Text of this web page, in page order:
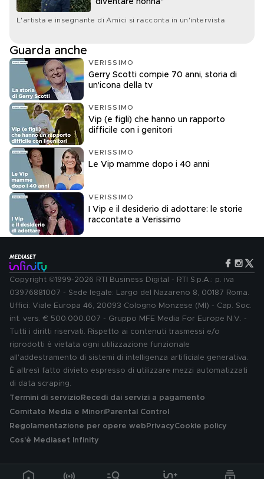
diventare nonna"
L'artista e insegnante di Amici si racconta in un'intervista
Guarda anche
VERISSIMO
Gerry Scotti compie 70 anni, storia di
un'icona della tv
VERISSIMO
Vip (e figli) che hanno un rapporto
difficile con i genitori
VERISSIMO
Le Vip mamme dopo i 40 anni
VERISSIMO
I Vip e il desiderio di adottare: le storie
raccontate a Verissimo
Copyright ©1999-2026 RTI Business Digital - RTI S.p.A.: p. iva
03976881007 - Sede legale: Largo del Nazareno 8, 00187 Roma.
Uffici: Viale Europa 46, 20093 Cologno Monzese (MI) - Cap. Soc.
int. vers. € 500.000.007 - Gruppo MFE Media For Europe N.V. -
Tutti i diritti riservati. Rispetto ai contenuti trasmessi e/o
riprodotti è vietata ogni utilizzazione funzionale
all'addestramento di sistemi di intelligenza artificiale generativa.
È altresì fatto divieto espresso di utilizzare mezzi automatizzati
di data scraping.
Termini di servizio Recedi dai servizi a pagamento
Comitato Media e MinoriParental Control
Regolamentazione per opere web PrivacyCookie policy
Cos'è Mediaset Infinity